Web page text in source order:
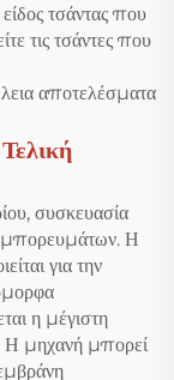
είδος τσάντας που
τις τσάντες που
αποτελέσματα
συσκευασία
Η
για την
η μέγιστη
Η μηχανή μπορεί